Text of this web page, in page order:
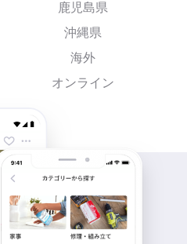
鹿児島県
沖縄県
海外
オンライン